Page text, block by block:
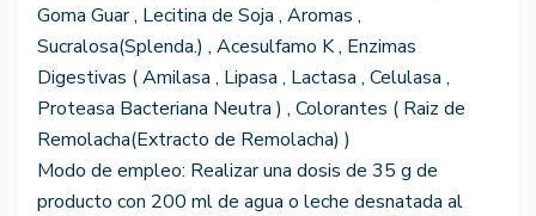
Goma Guar , Lecitina de Soja , Aromas ,
Sucralosa(Splenda.) , Acesulfamo K , Enzimas
Digestivas ( Amilasa , Lipasa , Lactasa , Celulasa ,
Proteasa Bacteriana Neutra ) , Colorantes ( Raiz de
Remolacha(Extracto de Remolacha) )
Modo de empleo: Realizar una dosis de 35 g de
producto con 200 ml de agua o leche desnatada al